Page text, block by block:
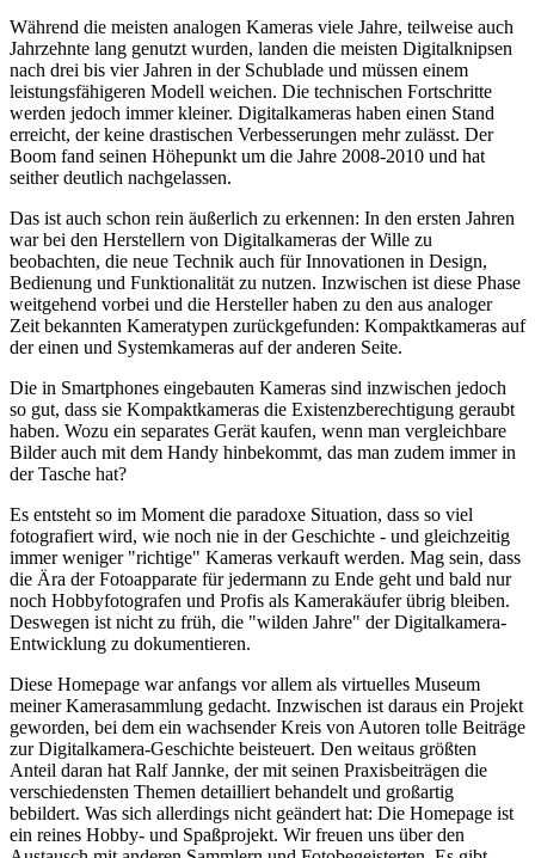
Während die meisten analogen Kameras viele Jahre, teilweise auch
Jahrzehnte lang genutzt wurden, landen die meisten Digitalknipsen
nach drei bis vier Jahren in der Schublade und müssen einem
leistungsfähigeren Modell weichen. Die technischen Fortschritte
werden jedoch immer kleiner. Digitalkameras haben einen Stand
erreicht, der keine drastischen Verbesserungen mehr zulässt. Der
Boom fand seinen Höhepunkt um die Jahre 2008-2010 und hat
seither deutlich nachgelassen.
Das ist auch schon rein äußerlich zu erkennen: In den ersten Jahren
war bei den Herstellern von Digitalkameras der Wille zu
beobachten, die neue Technik auch für Innovationen in Design,
Bedienung und Funktionalität zu nutzen. Inzwischen ist diese Phase
weitgehend vorbei und die Hersteller haben zu den aus analoger
Zeit bekannten Kameratypen zurückgefunden: Kompaktkameras auf
der einen und Systemkameras auf der anderen Seite.
Die in Smartphones eingebauten Kameras sind inzwischen jedoch
so gut, dass sie Kompaktkameras die Existenzberechtigung geraubt
haben. Wozu ein separates Gerät kaufen, wenn man vergleichbare
Bilder auch mit dem Handy hinbekommt, das man zudem immer in
der Tasche hat?
Es entsteht so im Moment die paradoxe Situation, dass so viel
fotografiert wird, wie noch nie in der Geschichte - und gleichzeitig
immer weniger "richtige" Kameras verkauft werden. Mag sein, dass
die Ära der Fotoapparate für jedermann zu Ende geht und bald nur
noch Hobbyfotografen und Profis als Kamerakäufer übrig bleiben.
Deswegen ist nicht zu früh, die "wilden Jahre" der Digitalkamera-
Entwicklung zu dokumentieren.
Diese Homepage war anfangs vor allem als virtuelles Museum
meiner Kamerasammlung gedacht. Inzwischen ist daraus ein Projekt
geworden, bei dem ein wachsender Kreis von Autoren tolle Beiträge
zur Digitalkamera-Geschichte beisteuert. Den weitaus größten
Anteil daran hat Ralf Jannke, der mit seinen Praxisbeiträgen die
verschiedensten Themen detailliert behandelt und großartig
bebildert. Was sich allerdings nicht geändert hat: Die Homepage ist
ein reines Hobby- und Spaßprojekt. Wir freuen uns über den